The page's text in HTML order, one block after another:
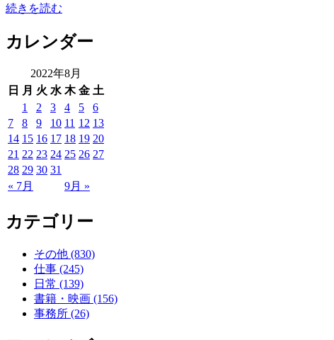
続きを読む
カレンダー
2022年8月
日 月 火 水 木 金 土
« 7月 9月 »
1 2 3 4 5
6
7
8 9 10 11 12 13
14 15 16 17 18 19 20
21 22 23 24 25 26 27
28 29 30 31
カテゴリー
その他 (830)
仕事 (245)
日常 (139)
書籍・映画 (156)
事務所 (26)